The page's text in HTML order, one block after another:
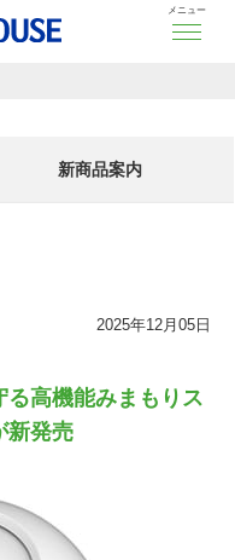
メニュー
新商品案内
2025年12月05日
る高機能みまもりス
新発売